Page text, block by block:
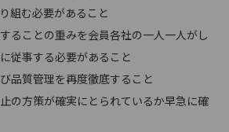
組む必要があること
ることの重みを会員各社の一人一人がし
従事する必要があること
品質管理を再度徹底すること
の方策が確実にとられているか早急に確